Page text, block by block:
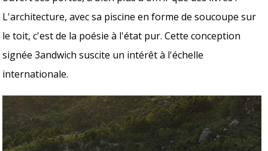
L'architecture, avec sa piscine en forme de soucoupe sur
le toit, c'est de la poésie à l'état pur. Cette conception
signée 3andwich suscite un intérêt à l'échelle
internationale.